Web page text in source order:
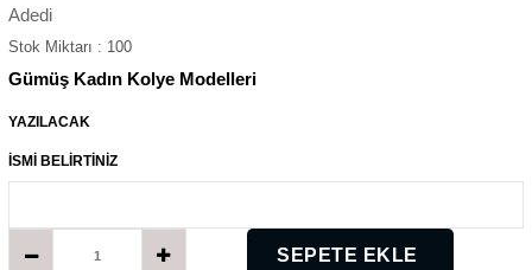
Adedi
Stok Miktarı : 100
Gümüş Kadın Kolye Modelleri
YAZILACAK
İSMİ BELİRTİNİZ